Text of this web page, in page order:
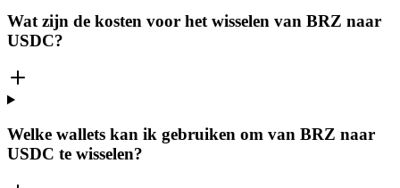
Wat zijn de kosten voor het wisselen van BRZ naar
USDC?
Welke wallets kan ik gebruiken om van BRZ naar
USDC te wisselen?